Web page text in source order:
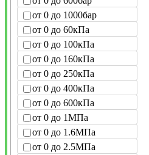
от 0 до 1000бар
от 0 до 60кПа
от 0 до 100кПа
от 0 до 160кПа
от 0 до 250кПа
от 0 до 400кПа
от 0 до 600кПа
от 0 до 1МПа
от 0 до 1.6МПа
от 0 до 2.5МПа